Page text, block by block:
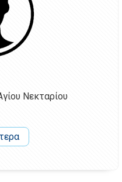
Νεκταρίου